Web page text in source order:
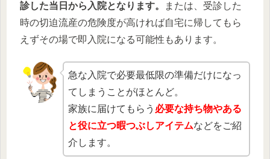
診した当日から入院となります。
または、受診した
時の切迫流産の危険度が高ければ自宅に帰してもら
えずその場で即入院になる可能性もあります。
急な入院で必要最低限の準備だけになっ
てしまうことがほとんど。
家族に届けてもらう 必要な持ち物やある
と役に立つ暇つぶしアイテムなどをご紹
介します。